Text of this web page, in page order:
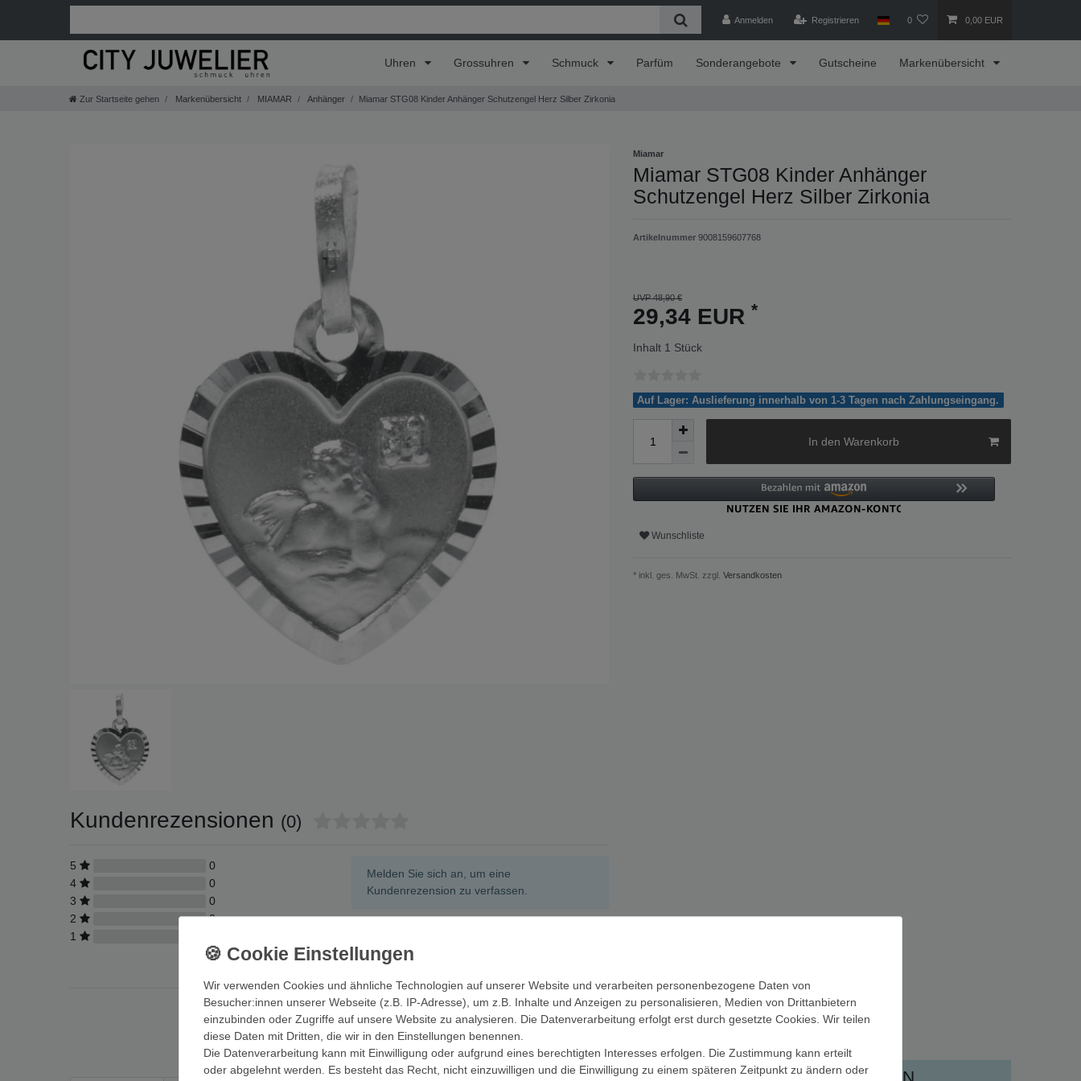
Anmelden Registrieren 0 0,00 EUR
Uhren Grossuhren Schmuck Parfüm Sonderangebote Gutscheine Markenübersicht
Zur Startseite gehen Markenübersicht MIAMAR Anhänger Miamar STG08 Kinder Anhänger Schutzengel Herz Silber Zirkonia
Kundenrezensionen (0)
5
0
4
0
3
0
2
0
1
Melden Sie sich an, um eine
Kundenrezension zu verfassen.
Miamar
Miamar STG08 Kinder Anhänger
Schutzengel Herz Silber Zirkonia
Artikelnummer 9008159607768
UVP 48,90 €
29,34 EUR *
Inhalt 1 Stück
Auf Lager: Auslieferung innerhalb von 1-3 Tagen nach Zahlungseingang.
In den Warenkorb
Wunschliste
* inkl. ges. MwSt. zzgl. Versandkosten
SONDERANGEBOTE MEGA DEALS
ZULETZT ANGESEHEN
Wir verwenden Cookies und ähnliche Technologien auf unserer Website und verarbeiten personenbezogene Daten von
Besucher:innen unserer Webseite (z.B. IP-Adresse), um z.B. Inhalte und Anzeigen zu personalisieren, Medien von Drittanbietern
einzubinden oder Zugriffe auf unsere Website zu analysieren. Die Datenverarbeitung erfolgt erst durch gesetzte Cookies. Wir teilen
diese Daten mit Dritten, die wir in den Einstellungen benennen.
Die Datenverarbeitung kann mit Einwilligung oder aufgrund eines berechtigten Interesses erfolgen. Die Zustimmung kann erteilt
oder abgelehnt werden. Es besteht das Recht, nicht einzuwilligen und die Einwilligung zu einem späteren Zeitpunkt zu ändern oder